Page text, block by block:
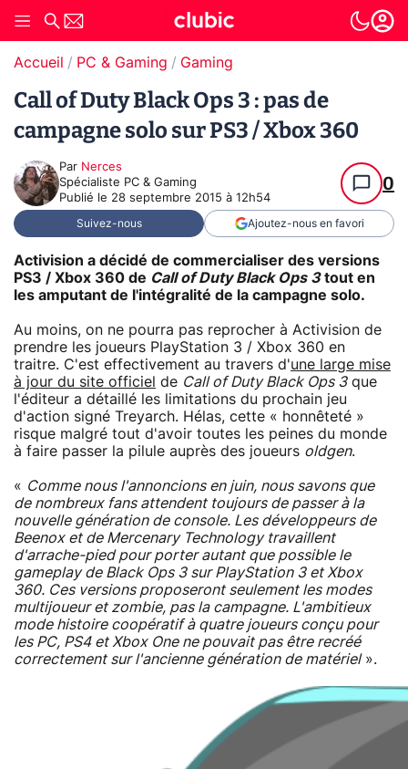
Accueil PC & Gaming Gaming
Call of Duty Black Ops 3 : pas de
campagne solo sur PS3 / Xbox 360
Par Nerces
Spécialiste PC & Gaming
Publié le 28 septembre 2015 à 12h54
0
Suivez-nous Ajoutez-nous en favori
Activision a décidé de commercialiser des versions
PS3 / Xbox 360 de Call of Duty Black Ops 3tout en
les amputant de l'intégralité de la campagne solo.
Au moins, on ne pourra pas reprocher à Activision de
prendre les joueurs PlayStation 3 / Xbox 360 en
traitre. C'est effectivement au travers d'une large mise
à jour du site officiel de Call of Duty Black Ops 3que
l'éditeur a détaillé les limitations du prochain jeu
d'action signé Treyarch. Hélas, cette « honnêteté »
risque malgré tout d'avoir toutes les peines du monde
à faire passer la pilule auprès des joueurs oldgen.
« Comme nous l'annoncions en juin, nous savons que
de nombreux fans attendent toujours de passer à la
nouvelle génération de console. Les développeurs de
Beenox et de Mercenary Technology travaillent
d'arrache-pied pour porter autant que possible le
gameplay de Black Ops 3 sur PlayStation 3 et Xbox
360. Ces versions proposeront seulement les modes
multijoueur et zombie, pas la campagne. L'ambitieux
mode histoire coopératif à quatre joueurs conçu pour
les PC, PS4 et Xbox One ne pouvait pas être recréé
correctement sur l'ancienne génération de matériel».